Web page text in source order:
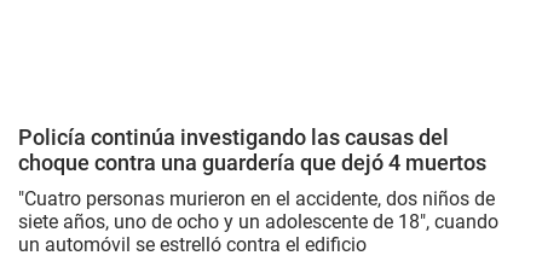
Policía continúa investigando las causas del
choque contra una guardería que dejó 4 muertos
"Cuatro personas murieron en el accidente, dos niños de
siete años, uno de ocho y un adolescente de 18", cuando
un automóvil se estrelló contra el edificio